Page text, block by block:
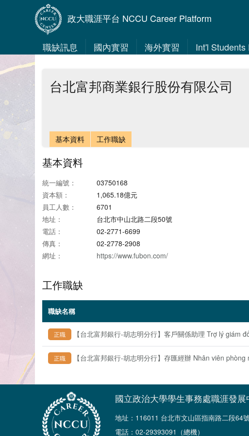
政大職涯平台 NCCU Career Platform
職缺訊息 國內實習 海外實習 Int'l
台北富邦商業銀行股份有限公司
基本資料 工作職缺
基本資料
統一編號：
03750168
資本額：
1,065.18億元
員工人數：
6701
地址：
台北市中山北路二段50號
電話：
02-2771-6699
傳真：
02-2778-2908
網址：
https://www.fubon.com/
工作職缺
職缺名稱
正職 【台北富邦銀行-胡志明分行】客戶關係助理 Trợ lý giám
正職 【台北富邦銀行-胡志明分行】存匯經辦 Nhân viên
國立政治大學學生事務處職涯發展
地址：116011 台北市文山區指南路二段64
電話：02-29393091（總機）